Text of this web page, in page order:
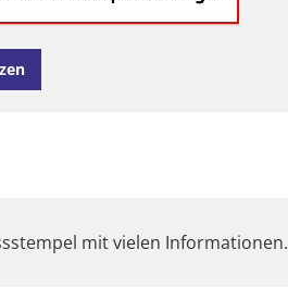
mit vielen Informationen.